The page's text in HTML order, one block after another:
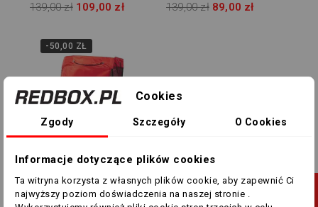
139,00 zł 109,00 zł 139,00 zł 89,00 zł
-50,00 ZŁ
Jeden rozmiar
Worek Na Piłki RBsport
Cookies
Zgody Szczegóły O Cookies
Informacje dotyczące plików cookies
Ta witryna korzysta z własnych plików cookie, aby zapewnić Ci
najwyższy poziom doświadczenia na naszej stronie .